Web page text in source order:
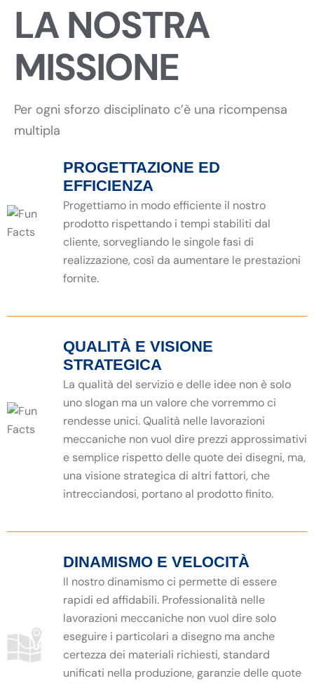
LA NOSTRA
MISSIONE
Per ogni sforzo disciplinato c’è una ricompensa
multipla
PROGETTAZIONE ED
EFFICIENZA
Progettiamo in modo efficiente il nostro
prodotto rispettando i tempi stabiliti dal
cliente, sorvegliando le singole fasi di
realizzazione, così da aumentare le prestazioni
fornite.
QUALITÀ E VISIONE
STRATEGICA
La qualità del servizio e delle idee non è solo
uno slogan ma un valore che vorremmo ci
rendesse unici. Qualità nelle lavorazioni
meccaniche non vuol dire prezzi approssimativi
e semplice rispetto delle quote dei disegni, ma,
una visione strategica di altri fattori, che
intrecciandosi, portano al prodotto finito.
DINAMISMO E VELOCITÀ
Il nostro dinamismo ci permette di essere
rapidi ed affidabili. Professionalità nelle
lavorazioni meccaniche non vuol dire solo
eseguire i particolari a disegno ma anche
certezza dei materiali richiesti, standard
unificati nella produzione, garanzie delle quote